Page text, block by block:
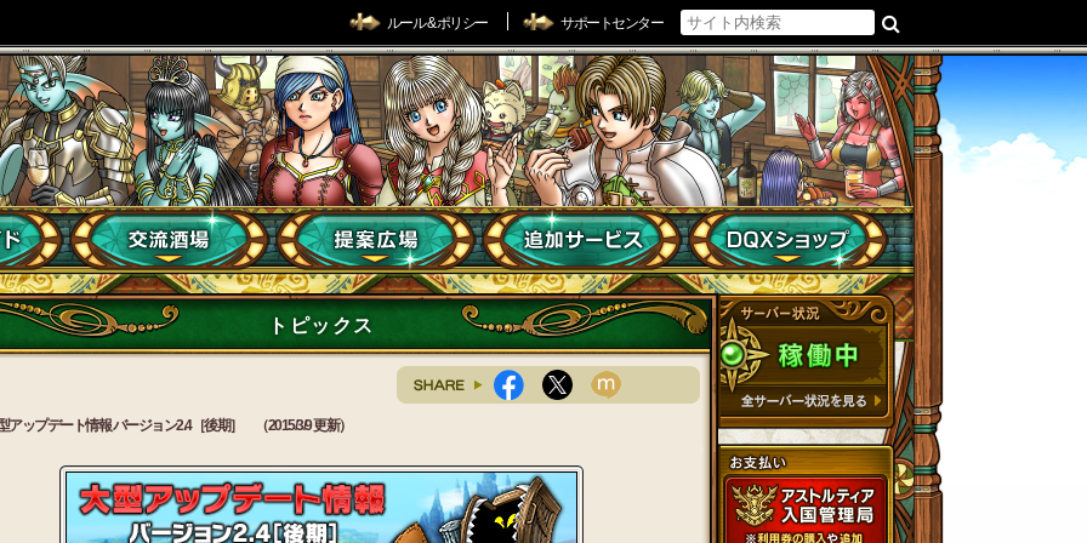
ルール & ポリシー サポートセンター
トピックス
アップデート情報 バージョン2.4［後期］ （2015/3/9 更新）